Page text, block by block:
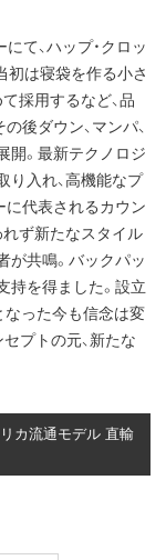
て、ハップ・クロッ
初は寝袋を作る小さ
採用するなど、品
後ダウン、マンパ、
開。最新テクノロジ
り入れ、高機能なプ
に代表されるカウン
れず新たなスタイル
が共鳴。バックパッ
持を得ました。設立
なった今も信念は変
プトの元、新たな
カ流通モデル 直輸